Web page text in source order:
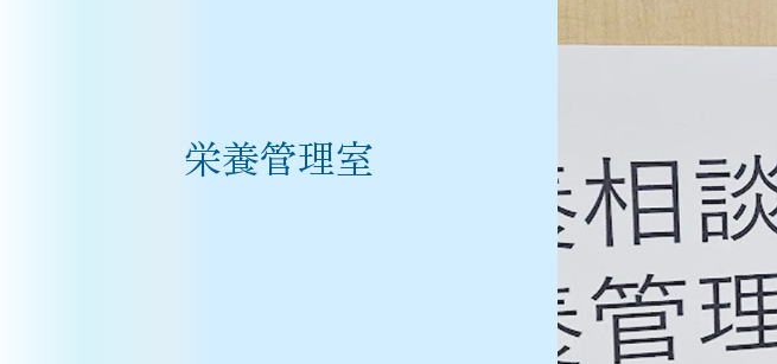
栄養管理室